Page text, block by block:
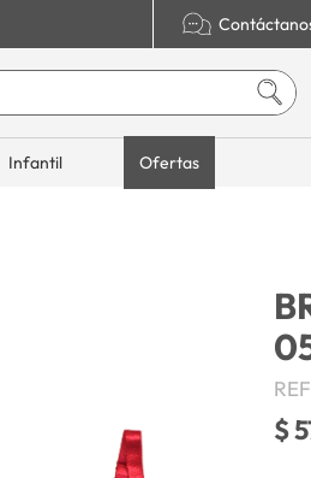
Infantil Ofertas
REF
$